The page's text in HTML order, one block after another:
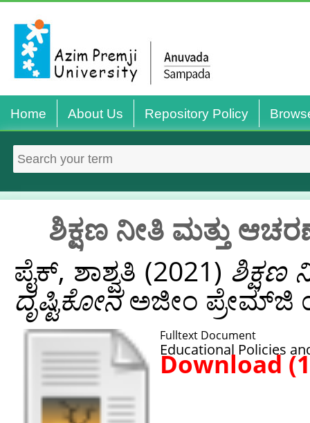
Home About Us Repository Policy
ಶಿಕ್ಷಣ ನೀತಿ ಮತ್ತು
ಪೈಕ್, ಶಾಶ್ವತಿ (2021) ಶಿಕ್ಷಣ
ದೃಷ್ಟಿಕೋನಅಜೀಂ ಪ್ರೇಮ್‌ಜಿ
Fulltext Document
Educational Policies
Download